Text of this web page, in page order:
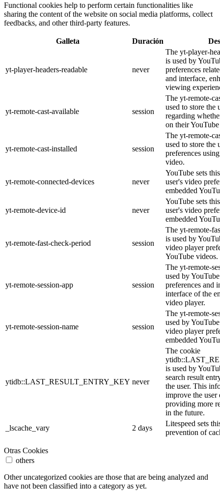
Functional cookies help to perform certain functionalities like
sharing the content of the website on social media platforms, collect
feedbacks, and other third-party features.
Galleta Duración
yt-player-headers-readable never
The yt-player-
is used by
preferences
and interface,
viewing
yt-remote-cast-available session
The yt-remote-
used to store the
regarding
on their
yt-remote-cast-installed session
The yt-remote-
used to store the
preferences
video.
yt-remote-connected-devices never
YouTube sets
user's video
embedded
yt-remote-device-id never
YouTube sets
user's video
embedded
yt-remote-fast-check-period session
The yt-remote-
is used by
video player
YouTube videos.
yt-remote-session-app session
The yt-remote-
used by
preferences and
interface of the
video player.
yt-remote-session-name session
The yt-remote-
used by
video player
embedded
ytidb::LAST_RESULT_ENTRY_KEY never
The cookie
is used by
search result
the user. This
improve the user
providing more
in the future.
_lscache_vary
2 days
Litespeed sets
prevention of
Otras Cookies
others
Other uncategorized cookies are those that are being analyzed and
have not been classified into a category as yet.